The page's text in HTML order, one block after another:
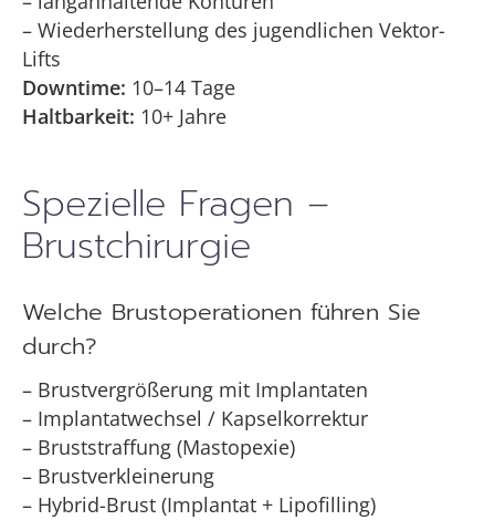
– Wiederherstellung des jugendlichen Vektor-
Lifts
Downtime: 10–14 Tage
Haltbarkeit: 10+ Jahre
Spezielle Fragen –
Brustchirurgie
Welche Brustoperationen führen Sie
durch?
– Brustvergrößerung mit Implantaten
– Implantatwechsel / Kapselkorrektur
– Bruststraffung (Mastopexie)
– Brustverkleinerung
– Hybrid-Brust (Implantat + Lipofilling)